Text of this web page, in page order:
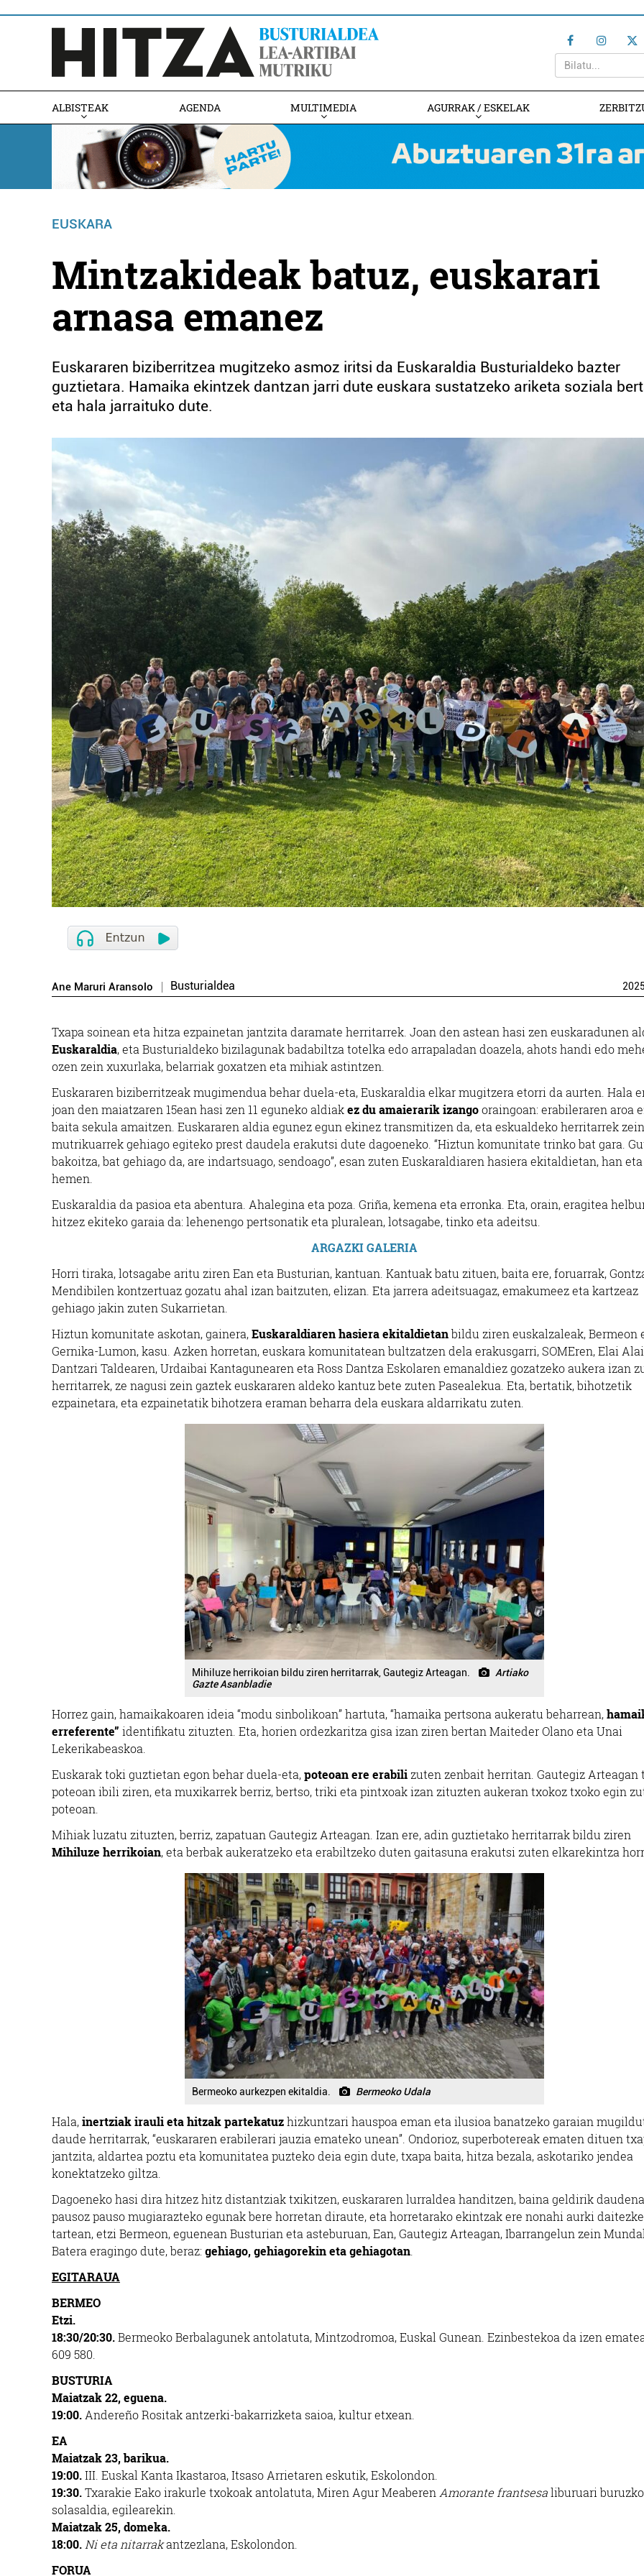
ALBISTEAK AGENDA MULTIMEDIA AGURRAK / ESKELAK
EUSKARA
Mintzakideak batuz, euskarari
arnasa emanez
Euskararen biziberritzea mugitzeko asmoz iritsi da Euskaraldia Busturialdeko bazter
guztietara. Hamaika ekintzek dantzan jarri dute euskara sustatzeko ariketa soziala
eta hala jarraituko dute.
Ane Maruri Aransolo Busturialdea 2025
Txapa soinean eta hitza ezpainetan jantzita daramate herritarrek. Joan den astean hasi zen euskaradunen
Euskaraldia, eta Busturialdeko bizilagunak badabiltza totelka edo arrapaladan doazela, ahots handi edo
ozen zein xuxurlaka, belarriak goxatzen eta mihiak astintzen.
Euskararen biziberritzeak mugimendua behar duela-eta, Euskaraldia elkar mugitzera etorri da aurten. Hala
joan den maiatzaren 15ean hasi zen 11 eguneko aldiakez du amaierarik izangooraingoan: erabileraren aroa
baita sekula amaitzen. Euskararen aldia egunez egun ekinez transmitizen da, eta eskualdeko herritarrek zein
mutrikuarrek gehiago egiteko prest daudela erakutsi dute dagoeneko. “Hiztun komunitate trinko bat gara.
bakoitza, bat gehiago da, are indartsuago, sendoago”, esan zuten Euskaraldiaren hasiera ekitaldietan, han eta
hemen.
Euskaraldia da pasioa eta abentura. Ahalegina eta poza. Griña, kemena eta erronka. Eta, orain, eragitea
hitzez ekiteko garaia da: lehenengo pertsonatik eta pluralean, lotsagabe, tinko eta adeitsu.
ARGAZKI GALERIA
Horri tiraka, lotsagabe aritu ziren Ean eta Busturian, kantuan. Kantuak batu zituen, baita ere, foruarrak,
Mendibilen kontzertuaz gozatu ahal izan baitzuten, elizan. Eta jarrera adeitsuagaz, emakumeez eta kartzeaz
gehiago jakin zuten Sukarrietan.
Hiztun komunitate askotan, gainera,Euskaraldiaren hasiera ekitaldietanbildu ziren euskalzaleak, Bermeon
Gernika-Lumon, kasu. Azken horretan, euskara komunitatean bultzatzen dela erakusgarri, SOMEren, Elai Alai
Dantzari Taldearen, Urdaibai Kantagunearen eta Ross Dantza Eskolaren emanaldiez gozatzeko aukera izan
herritarrek, ze nagusi zein gaztek euskararen aldeko kantuz bete zuten Pasealekua. Eta, bertatik, bihotzetik
ezpainetara, eta ezpainetatik bihotzera eraman beharra dela euskara aldarrikatu zuten.
Mihiluze herrikoian bildu ziren herritarrak, Gautegiz Arteagan.
Artiako
Gazte Asanbladie
Horrez gain, hamaikakoaren ideia “modu sinbolikoan” hartuta, “hamaika pertsona aukeratu beharrean,
erreferente” identifikatu zituzten. Eta, horien ordezkaritza gisa izan ziren bertan Maiteder Olano eta Unai
Lekerikabeaskoa.
Euskarak toki guztietan egon behar duela-eta,poteoan ere erabili zuten zenbait herritan. Gautegiz Arteagan
poteoan ibili ziren, eta muxikarrek berriz, bertso, triki eta pintxoak izan zituzten aukeran txokoz txoko egin
poteoan.
Mihiak luzatu zituzten, berriz, zapatuan Gautegiz Arteagan. Izan ere, adin guztietako herritarrak bildu ziren
Mihiluze herrikoian, eta berbak aukeratzeko eta erabiltzeko duten gaitasuna erakutsi zuten elkarekintza
Bermeoko aurkezpen ekitaldia. Bermeoko Udala
Hala,inertziak irauli eta hitzak partekatuzhizkuntzari hauspoa eman eta ilusioa banatzeko garaian
daude herritarrak, “euskararen erabilerari jauzia emateko unean”. Ondorioz, superbotereak ematen dituen
jantzita, aldartea poztu eta komunitatea puzteko deia egin dute, txapa baita, hitza bezala, askotariko jendea
konektatzeko giltza.
Dagoeneko hasi dira hitzez hitz distantziak txikitzen, euskararen lurraldea handitzen, baina geldirik
pausoz pauso mugiarazteko egunak bere horretan diraute, eta horretarako ekintzak ere nonahi aurki
tartean, etzi Bermeon, eguenean Busturian eta asteburuan, Ean, Gautegiz Arteagan, Ibarrangelun zein
Batera eragingo dute, beraz: gehiago, gehiagorekin eta gehiagotan
EGITARAUA
BERMEO
Etzi.
18:30/20:30.Bermeoko Berbalagunek antolatuta, Mintzodromoa, Euskal Gunean. Ezinbestekoa da izen
609 580.
BUSTURIA
Maiatzak 22, eguena.
19:00. Andereño Rositak antzerki-bakarrizketa saioa, kultur etxean.
EA
Maiatzak 23, barikua.
19:00.III. Euskal Kanta Ikastaroa, Itsaso Arrietaren eskutik, Eskolondon.
19:30.Txarakie Eako irakurle txokoak antolatuta, Miren Agur Meaberen Amorante frantsesaliburuari buruzko
solasaldia, egilearekin.
Maiatzak 25, domeka.
18:00. Ni eta nitarrakantzezlana, Eskolondon.
FORUA